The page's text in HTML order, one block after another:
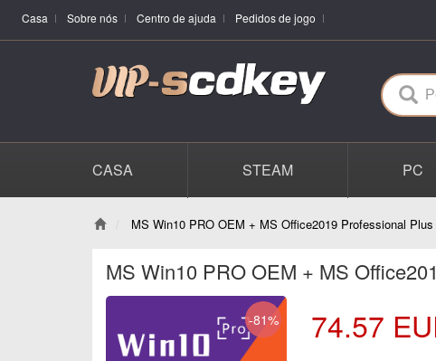
Casa Sobre nós Centro de ajuda Pedidos de jogo
CASA STEAM PC
MS Win10 PRO OEM + MS Office2019 Professional
MS Win10 PRO OEM + MS
-81% 74.57